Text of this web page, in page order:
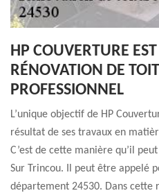
HP COUVERTURE
RÉNOVATION DE
PROFESSIONNEL
L’unique objectif de HP
résultat de ses travaux en
C’est de cette manière qu’il
Sur Trincou. Il peut être appelé
département 24530. Dans cette